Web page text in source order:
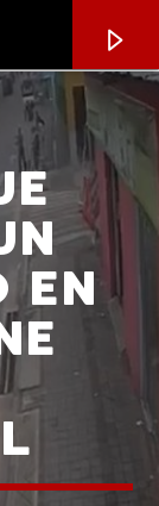
EN